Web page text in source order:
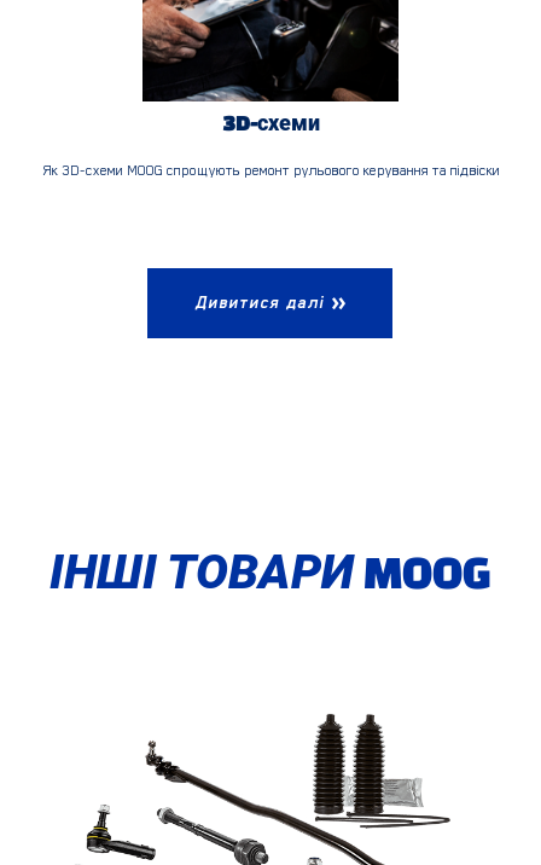
3D-схеми
Як 3D-схеми MOOG спрощують ремонт рульового керування та підвіски
Дивитися далі
ІНШІ ТОВАРИMOOG